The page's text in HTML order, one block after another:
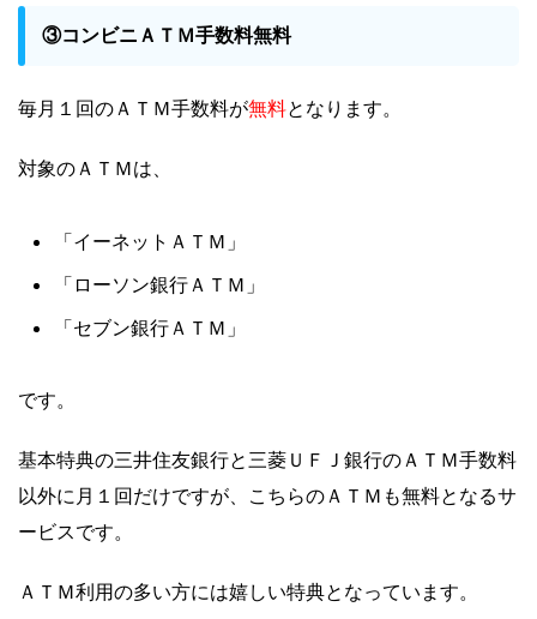
③コンビニＡＴＭ手数料無料
毎月１回のＡＴＭ手数料が無料となります。
対象のＡＴＭは、
「イーネットＡＴＭ」
「ローソン銀行ＡＴＭ」
「セブン銀行ＡＴＭ」
です。
基本特典の三井住友銀行と三菱ＵＦＪ銀行のＡＴＭ手数料
以外に月１回だけですが、こちらのＡＴＭも無料となるサ
ービスです。
ＡＴＭ利用の多い方には嬉しい特典となっています。